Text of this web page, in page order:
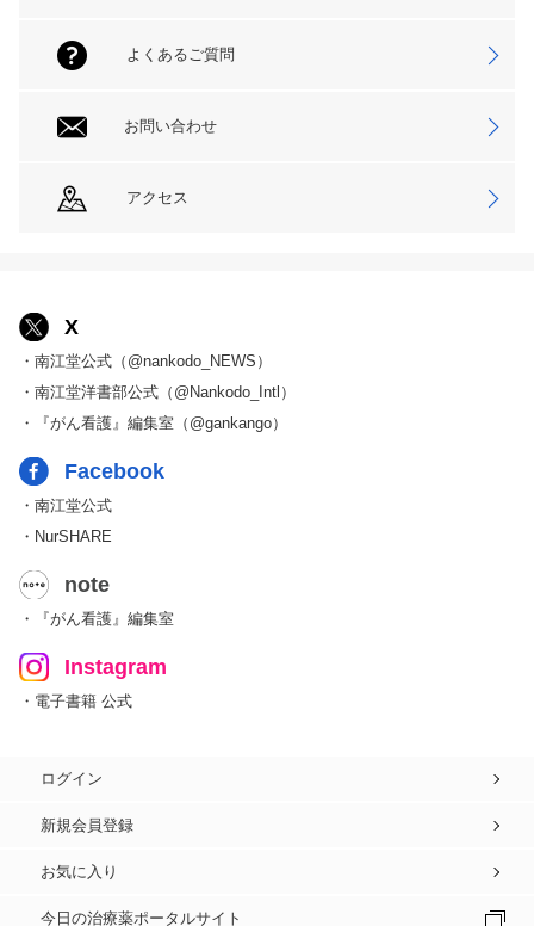
よくあるご質問
お問い合わせ
アクセス
X
・南江堂公式（@nankodo_NEWS）
・南江堂洋書部公式（@Nankodo_Intl）
・『がん看護』編集室（@gankango）
Facebook
・南江堂公式
・NurSHARE
note
・『がん看護』編集室
Instagram
・電子書籍 公式
ログイン
新規会員登録
お気に入り
今日の治療薬ポータルサイト